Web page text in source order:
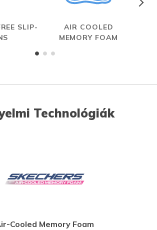
SLIP-
AIR COOLED
MEMORY FOAM
Technológiák
Cooled Memory Foam